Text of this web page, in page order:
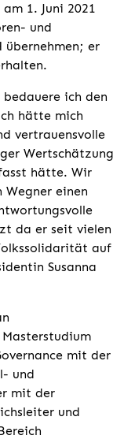
1. Juni 2021
und
übernehmen; er
ich den
hätte mich
vertrauensvolle
Wertschätzung
hätte. Wir
Wegner einen
da er seit vielen
auf
Susanna
mit der
und
mit der
und